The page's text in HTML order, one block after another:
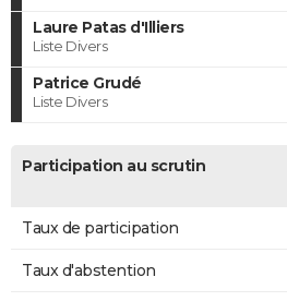
Laure Patas d'Illiers
Liste Divers
Patrice Grudé
Liste Divers
Participation au scrutin
Taux de participation
Taux d'abstention